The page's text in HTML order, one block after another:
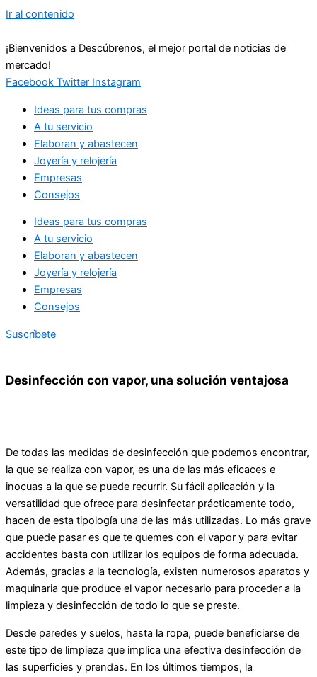
Ir al contenido
¡Bienvenidos a Descúbrenos, el mejor portal de noticias de
mercado!
Facebook Twitter Instagram
Ideas para tus compras
A tu servicio
Elaboran y abastecen
Joyería y relojería
Empresas
Consejos
Ideas para tus compras
A tu servicio
Elaboran y abastecen
Joyería y relojería
Empresas
Consejos
Suscríbete
Desinfección con vapor, una solución ventajosa
De todas las medidas de desinfección que podemos encontrar,
la que se realiza con vapor, es una de las más eficaces e
inocuas a la que se puede recurrir. Su fácil aplicación y la
versatilidad que ofrece para desinfectar prácticamente todo,
hacen de esta tipología una de las más utilizadas. Lo más grave
que puede pasar es que te quemes con el vapor y para evitar
accidentes basta con utilizar los equipos de forma adecuada.
Además, gracias a la tecnología, existen numerosos aparatos y
maquinaria que produce el vapor necesario para proceder a la
limpieza y desinfección de todo lo que se preste.
Desde paredes y suelos, hasta la ropa, puede beneficiarse de
este tipo de limpieza que implica una efectiva desinfección de
las superficies y prendas. En los últimos tiempos, la